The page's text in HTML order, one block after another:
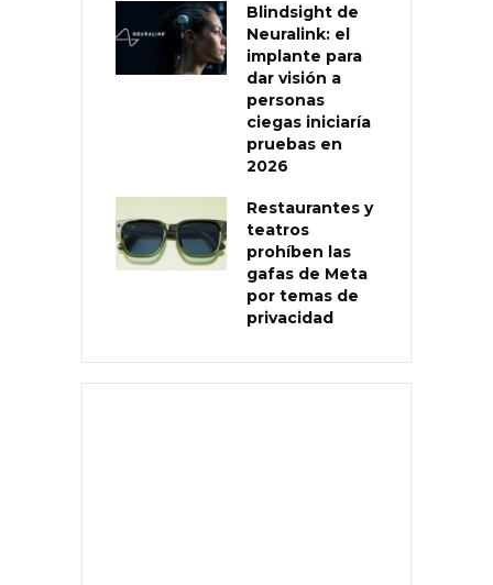
Blindsight de
Neuralink: el
implante para
dar visión a
personas
ciegas iniciaría
pruebas en
2026
Restaurantes y
teatros
prohíben las
gafas de Meta
por temas de
privacidad